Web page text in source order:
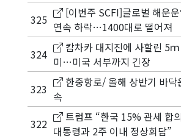
325
[이번주 SCFI]글로벌 해운
연속 하락…1400대로 떨어져
324
캄차카 대지진에 사할린 5
미…미국 서부까지 긴장
323
한중항로/ 올해 상반기 바닥
속
322
트럼프 “한국 15% 관세 합
대통령과 2주 이내 정상회담”